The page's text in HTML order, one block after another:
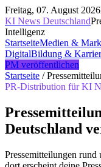
Freitag, 07. August 2026
KI News Deutschland
Intelligenz
StartseiteMedien &
DigitalBildung &
PM veröffentlichen
Startseite /
PR-Distribution fürKI
Deutschland
Pressemitteilungen